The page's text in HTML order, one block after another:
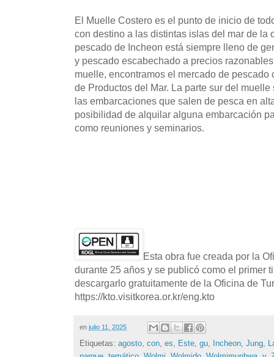
El Muelle Costero es el punto de inicio de
con destino a las distintas islas del mar de la
pescado de Incheon está siempre lleno de
y pescado escabechado a precios
muelle, encontramos el mercado de
de Productos del Mar. La parte sur del muelle
las embarcaciones que salen de pesca en
posibilidad de alquilar alguna embarcación
como reuniones y seminarios.
Esta obra fue creada por la
durante 25 años y se publicó como el primer
descargarlo gratuitamente de la Oficina de
https://kto.visitkorea.or.kr/eng.kto
en julio 11, 2025
Etiquetas: agosto, con, es, Este, gu, Incheon, Jung,